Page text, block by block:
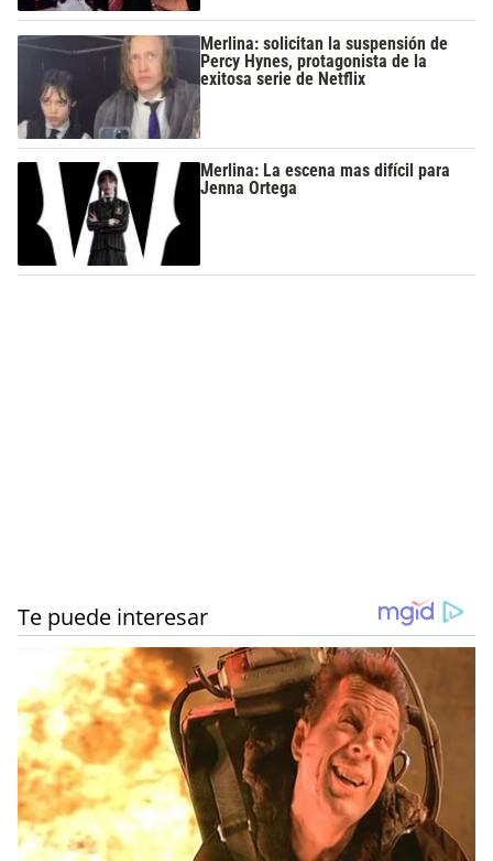
Merlina: solicitan la suspensión de
Percy Hynes, protagonista de la
exitosa serie de Netflix
Merlina: La escena mas difícil para
Jenna Ortega